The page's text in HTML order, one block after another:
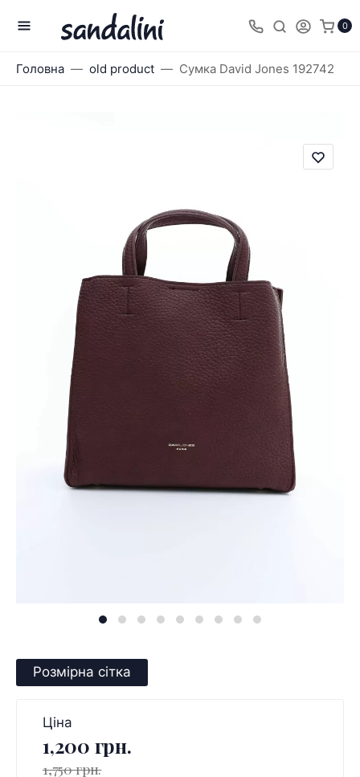
0
Головна old product Сумка David Jones 192742
Розмірна сітка
Ціна
1,200 грн.
1,750 грн.